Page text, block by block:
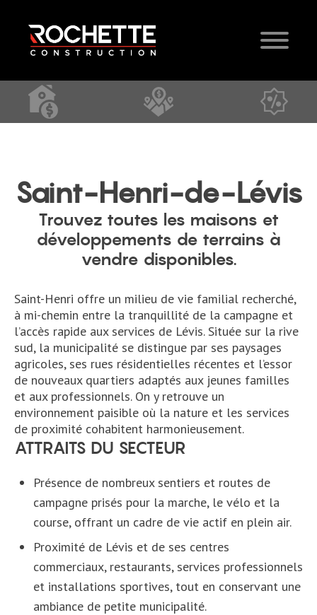
Saint-Henri-de-Lévis
Trouvez toutes les maisons et
développements de terrains à
vendre disponibles.
Saint-Henri offre un milieu de vie familial recherché,
à mi-chemin entre la tranquillité de la campagne et
l’accès rapide aux services de Lévis. Située sur la rive
sud, la municipalité se distingue par ses paysages
agricoles, ses rues résidentielles récentes et l’essor
de nouveaux quartiers adaptés aux jeunes familles
et aux professionnels. On y retrouve un
environnement paisible où la nature et les services
de proximité cohabitent harmonieusement.
ATTRAITS DU SECTEUR
Présence de nombreux sentiers et routes de
campagne prisés pour la marche, le vélo et la
course, offrant un cadre de vie actif en plein air.
Proximité de Lévis et de ses centres
commerciaux, restaurants, services professionnels
et installations sportives, tout en conservant une
ambiance de petite municipalité.